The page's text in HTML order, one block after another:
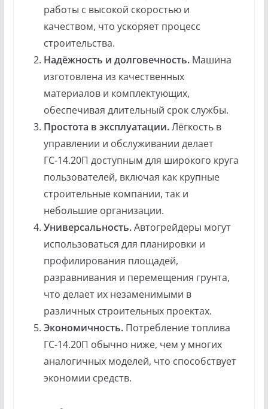
работы с высокой скоростью и
качеством, что ускоряет процесс
строительства.
Надёжность и долговечность.Машина
изготовлена из качественных
материалов и комплектующих,
обеспечивая длительный срок службы.
Простота в эксплуатации.Лёгкость в
управлении и обслуживании делает
ГС-14.20П доступным для широкого круга
пользователей, включая как крупные
строительные компании, так и
небольшие организации.
Универсальность.Автогрейдеры могут
использоваться для планировки и
профилирования площадей,
разравнивания и перемещения грунта,
что делает их незаменимыми в
различных строительных проектах.
Экономичность.Потребление топлива
ГС-14.20П обычно ниже, чем у многих
аналогичных моделей, что способствует
экономии средств.